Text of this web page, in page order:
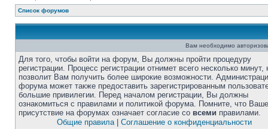
Список форумов
Вам необходимо
Для того, чтобы войти на форум, Вы должны пройти процедуру
регистрации. Процесс регистрации отнимет всего несколько минут,
позволит Вам получить более широкие возможности.
форума может также предоставить зарегистрированным
большие привилегии. Перед началом регистрации, Вы должны
ознакомиться с правилами и политикой форума. Помните, что Ваше
присутствие на форумах означает согласие со всеми правилами.
Общие правила| Соглашение о конфиденциальности